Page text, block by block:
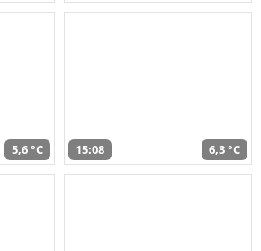
5,6 °C 15:08 6,3 °C